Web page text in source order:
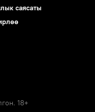
саясаты
18+